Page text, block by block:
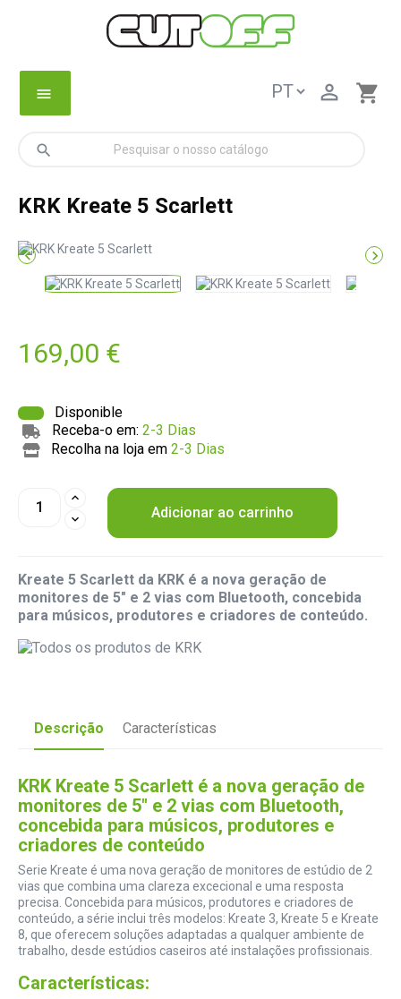
menu shopping_cart

search
KRK Kreate 5 Scarlett
 
169,00 €
Disponible
Receba-o em:2-3 Dias
Recolha na loja em2-3 Dias
Adicionar ao carrinho
Kreate 5 Scarlett da KRK é a nova geração de
monitores de 5" e 2 vias com Bluetooth, concebida
para músicos, produtores e criadores de conteúdo.
Descrição Características
KRK Kreate 5 Scarlett é a nova geração de
monitores de 5" e 2 vias com Bluetooth,
concebida para músicos, produtores e
criadores de conteúdo
Serie Kreate é uma nova geração de monitores de estúdio de 2
vias que combina uma clareza excecional e uma resposta
precisa. Concebida para músicos, produtores e criadores de
conteúdo, a série inclui três modelos: Kreate 3, Kreate 5 e Kreate
8, que oferecem soluções adaptadas a qualquer ambiente de
trabalho, desde estúdios caseiros até instalações profissionais.
Características: